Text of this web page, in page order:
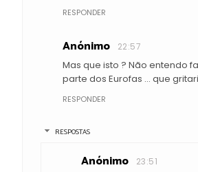
RESPONDER
Anónimo 22:57
Mas que isto ? Não entendo
parte dos Eurofas ... que
RESPONDER
RESPOSTAS
Anónimo 23:51